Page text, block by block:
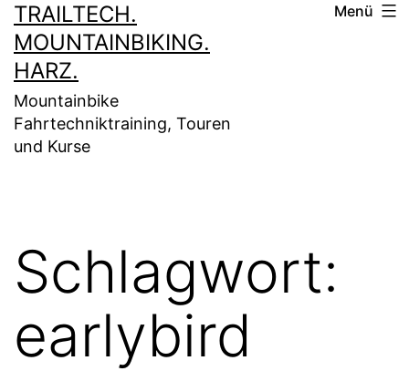
TRAILTECH.
MOUNTAINBIKING.
HARZ.
Mountainbike
Fahrtechniktraining, Touren
und Kurse
Menü
Schlagwort:
earlybird